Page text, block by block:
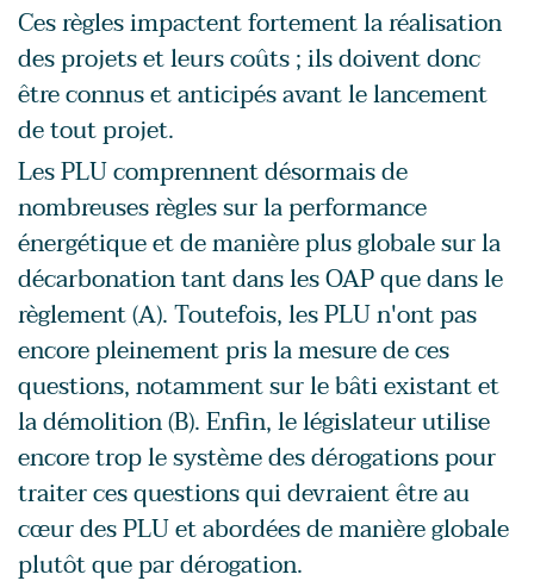
Ces règles impactent fortement la réalisation
des projets et leurs coûts ; ils doivent donc
être connus et anticipés avant le lancement
de tout projet.
Les PLU comprennent désormais de
nombreuses règles sur la performance
énergétique et de manière plus globale sur la
décarbonation tant dans les OAP que dans le
règlement (A). Toutefois, les PLU n'ont pas
encore pleinement pris la mesure de ces
questions, notamment sur le bâti existant et
la démolition (B). Enfin, le législateur utilise
encore trop le système des dérogations pour
traiter ces questions qui devraient être au
cœur des PLU et abordées de manière globale
plutôt que par dérogation.